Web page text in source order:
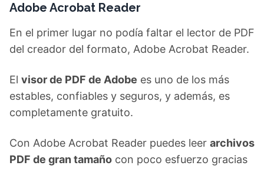
Adobe Acrobat Reader
En el primer lugar no podía faltar el lector de PDF
del creador del formato, Adobe Acrobat Reader.
El visor de PDF de Adobe es uno de los más
estables, confiables y seguros, y además, es
completamente gratuito.
Con Adobe Acrobat Reader puedes leer archivos
PDF de gran tamaño con poco esfuerzo gracias